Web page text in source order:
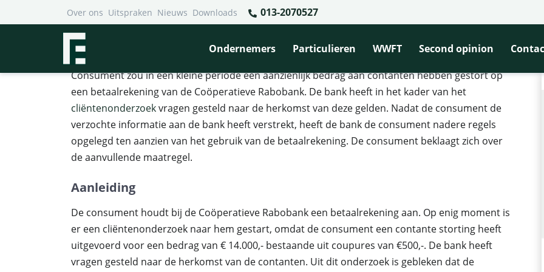
Over ons Uitspraken Nieuws Downloads 013-2070527
Ondernemers Particulieren WWFT Second opinion
Financieel Recht Advocaten>Uitspraken>Beperkingen op betaalrekening wegens te veel contante opnames
Beperkingen op betaalrekening wegens te veel contante
Consument zou in een kleine periode een aanzienlijk bedrag aan contanten hebben gestort op
een betaalrekening van de Coöperatieve Rabobank. De bank heeft in het kader van het
cliëntenonderzoekvragen gesteld naar de herkomst van deze gelden. Nadat de consument de
verzochte informatie aan de bank heeft verstrekt, heeft de bank de consument nadere regels
opgelegd ten aanzien van het gebruik van de betaalrekening. De consument beklaagt zich over
de aanvullende maatregel.
Aanleiding
De consument houdt bij de Coöperatieve Rabobank een betaalrekening aan. Op enig moment is
er een cliëntenonderzoek naar hem gestart, omdat de consument een contante storting heeft
uitgevoerd voor een bedrag van € 14.000,- bestaande uit coupures van €500,-. De bank heeft
vragen gesteld naar de herkomst van de contanten. Uit dit onderzoek is gebleken dat de